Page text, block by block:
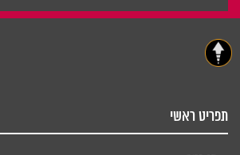
תפריט ראשי